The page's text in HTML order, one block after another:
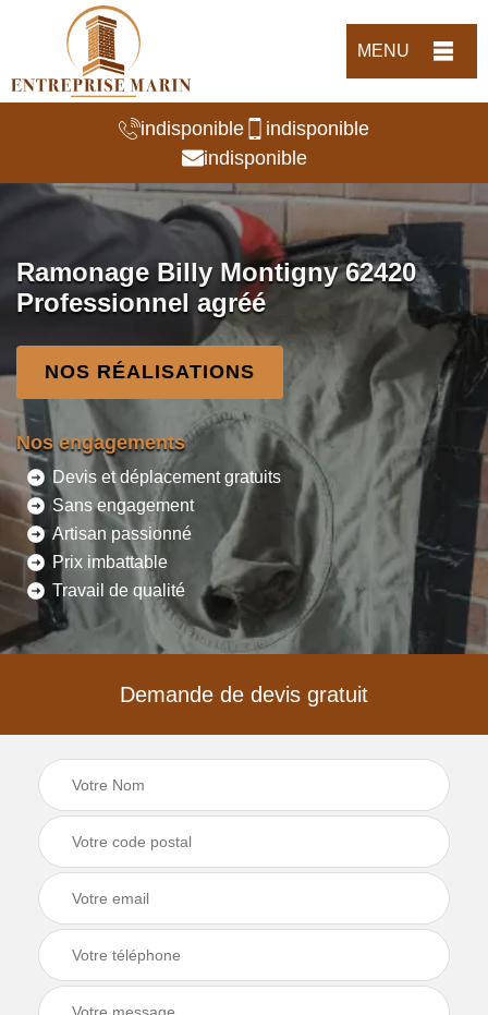
MENU
indisponible
indisponible
indisponible
Ramonage Billy Montigny 62420
Professionnel agréé
NOS RÉALISATIONS
Nos engagements
Devis et déplacement gratuits
Sans engagement
Artisan passionné
Prix imbattable
Travail de qualité
Demande de devis gratuit